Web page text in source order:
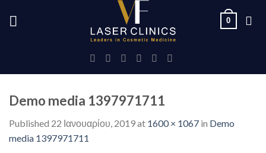
0
Demo media 1397971711
Published 22 Ιανουαρίου, 2019at 1600 × 1067 in Demo
media 1397971711